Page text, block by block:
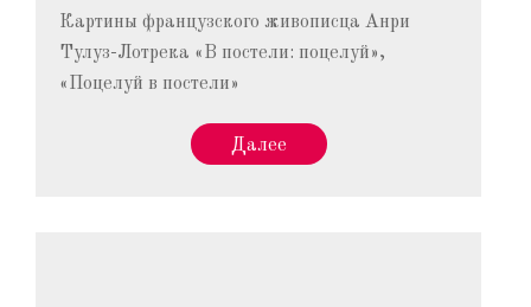
Картины французского живописца Анри
Тулуз-Лотрека «В постели: поцелуй»,
«Поцелуй в постели»
Далее